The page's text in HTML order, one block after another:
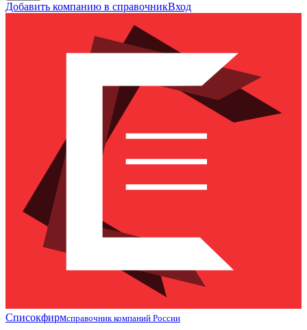
Добавить компанию в справочникВход
Списокфирмсправочник компаний России